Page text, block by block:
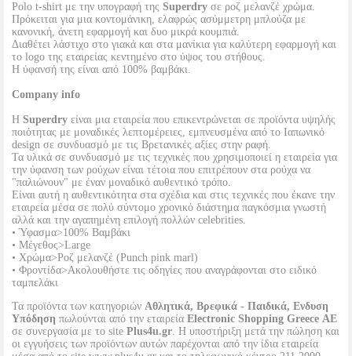
Polo t-shirt με την υπογραφή της Superdry σε ροζ μελανζέ χρώμα.
Πρόκειται για μια κοντομάνικη, ελαφρώς ασύμμετρη μπλούζα με
κανονική, άνετη εφαρμογή και δυο μικρά κουμπιά.
Διαθέτει λάστιχο στο γιακά και στα μανίκια για καλύτερη εφαρμογή και
το logo της εταιρείας κεντημένο στο ύψος του στήθους.
Η ύφανσή της είναι από 100% βαμβάκι.
Company info
Η Superdry είναι μια εταιρεία που επικεντρώνεται σε προϊόντα υψηλής
ποιότητας με μοναδικές λεπτομέρειες, εμπνευσμένα από το Ιαπωνικό
design σε συνδυασμό με τις Βρετανικές αξίες στην ραφή.
Τα υλικά σε συνδυασμό με τις τεχνικές που χρησιμοποιεί η εταιρεία για
την ύφανση των ρούχων είναι τέτοια που επιτρέπουν στα ρούχα να
"παλιώνουν" με έναν μοναδικό αυθεντικό τρόπο.
Είναι αυτή η αυθεντικότητα στα σχέδια και στις τεχνικές που έκανε την
εταιρεία μέσα σε πολύ σύντομο χρονικό διάστημα παγκόσμια γνωστή
αλλά και την αγαπημένη επιλογή πολλών celebrities.
• Ύφασμα>100% Βαμβάκι
• Μέγεθος>Large
• Χρώμα>Ροζ μελανζέ (Punch pink marl)
• Φροντίδα>Ακολουθήστε τις οδηγίες που αναγράφονται στο ειδικό
ταμπελάκι
Τα προϊόντα των κατηγοριών Αθλητικά, Βρεφικά - Παιδικά, Ενδυση
Υπόδηση πωλούνται από την εταιρεία Electronic Shopping Greece ΑΕ
σε συνεργασία με το site Plus4u.gr. Η υποστήριξη μετά την πώληση και
οι εγγυήσεις των προϊόντων αυτών παρέχονται από την ίδια εταιρεία